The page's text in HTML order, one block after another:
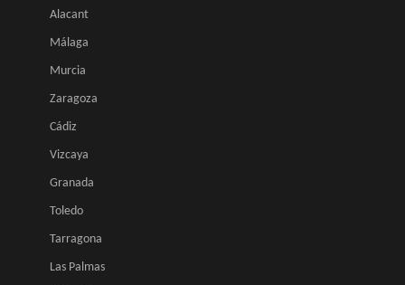
Alacant
Málaga
Murcia
Zaragoza
Cádiz
Vizcaya
Granada
Toledo
Tarragona
Las Palmas